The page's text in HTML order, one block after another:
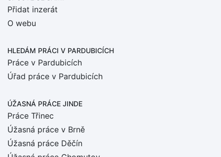
Přidat inzerát
O webu
HLEDÁM PRÁCI V PARDUBICÍCH
Práce v Pardubicích
Úřad práce v Pardubicích
ÚŽASNÁ PRÁCE JINDE
Práce Třinec
Úžasná práce v Brně
Úžasná práce Děčín